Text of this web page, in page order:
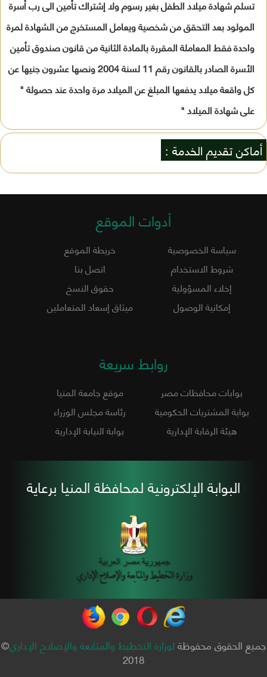
تسلم شهادة ميلاد الطفل بغير رسوم ولا إشتراك تأمين الى رب أسرة
المولود بعد التحقق من شخصية ويعامل المستخرج من الشهادة لمرة
واحدة فقط المعاملة المقررة بالمادة الثانية من قانون صندوق تأمين
الأسرة الصادر بالقانون رقم 11 لسنة 2004 ونصها عشرون جنيها عن
كل واقعة ميلاد يدفعها المبلغ عن الميلاد مرة واحدة عند حصولة "
على شهادة الميلاد "
أماكن تقديم الخدمة :
أدوات الموقع
سياسة الخصوصية
خريطة الموقع
شروط الاستخدام
اتصل بنا
إخلاء المسؤولية
حقوق النسخ
إمكانية الوصول
ميثاق إسعاد المتعاملين
روابط سريعة
بوابات محافظات مصر
موقع جامعة المنيا
بوابة المشتريات الحكومية
رئاسة مجلس الوزراء
هيئة الرقابة الإدارية
بوابة النيابة الإدارية
البوابة الإلكترونية لمحافظة المنيا برعاية
جميع الحقوق محفوظةلوزارة التخطيط والمتابعة والإصلاح الإداري©
2018